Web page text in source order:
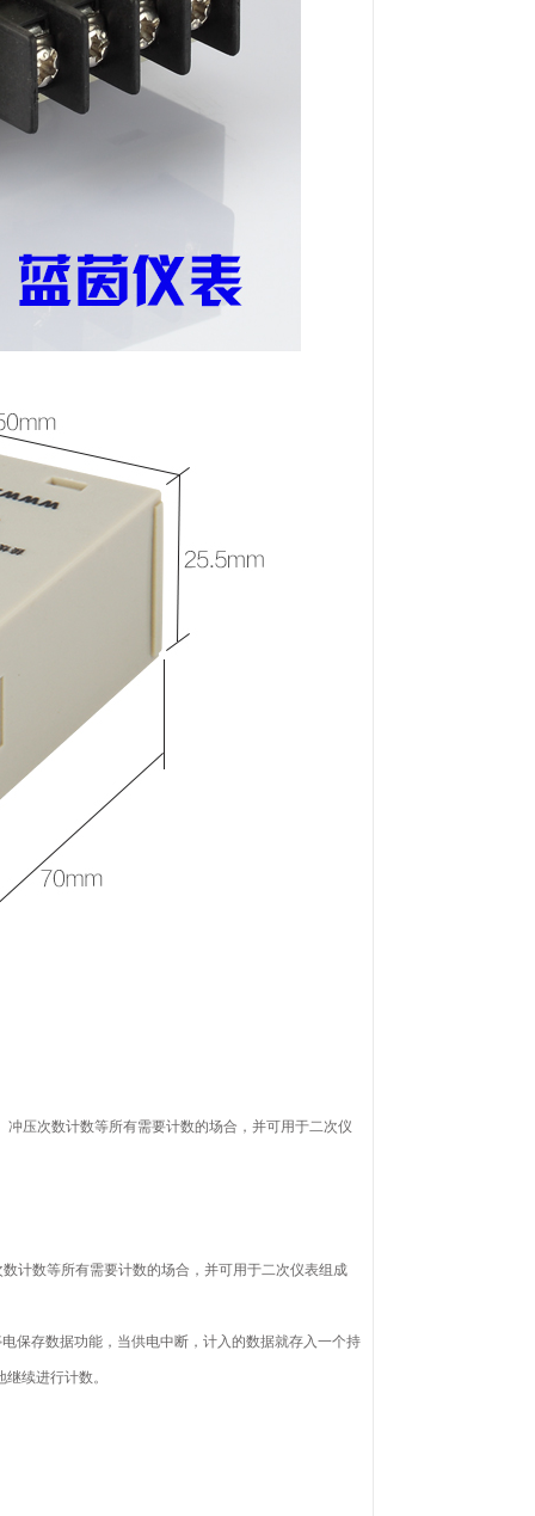
压次数计数等所有需要计数的场合，并可用于二次仪
计数等所有需要计数的场合，并可用于二次仪表组成
保存数据功能，当供电中断，计入的数据就存入一个持
续进行计数。